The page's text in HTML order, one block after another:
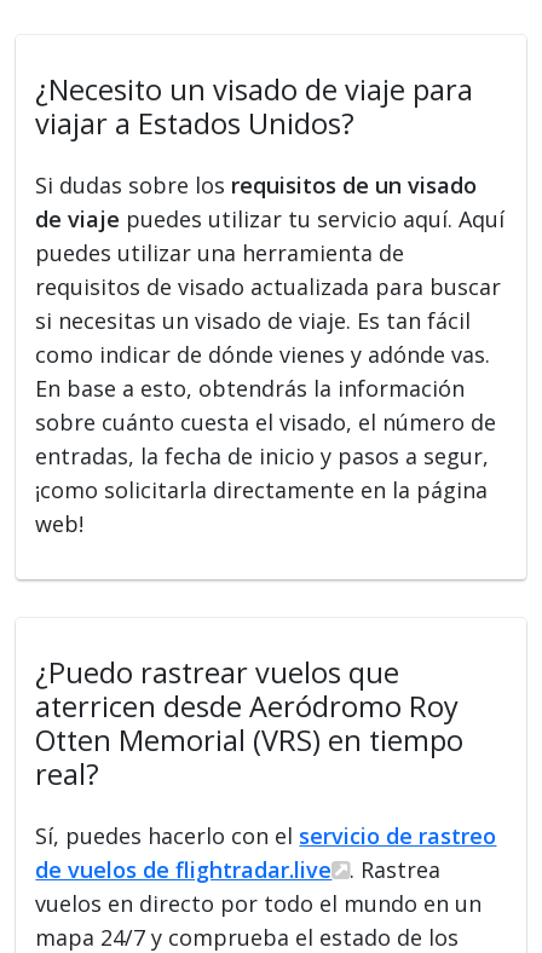
¿Necesito un visado de viaje para
viajar a Estados Unidos?
Si dudas sobre los requisitos de un visado
de viaje puedes utilizar tu servicio aquí. Aquí
puedes utilizar una herramienta de
requisitos de visado actualizada para buscar
si necesitas un visado de viaje. Es tan fácil
como indicar de dónde vienes y adónde vas.
En base a esto, obtendrás la información
sobre cuánto cuesta el visado, el número de
entradas, la fecha de inicio y pasos a segur,
¡como solicitarla directamente en la página
web!
¿Puedo rastrear vuelos que
aterricen desde Aeródromo Roy
Otten Memorial (VRS) en tiempo
real?
Sí, puedes hacerlo con el servicio de rastreo
de vuelos de flightradar.live
. Rastrea
vuelos en directo por todo el mundo en un
mapa 24/7 y comprueba el estado de los